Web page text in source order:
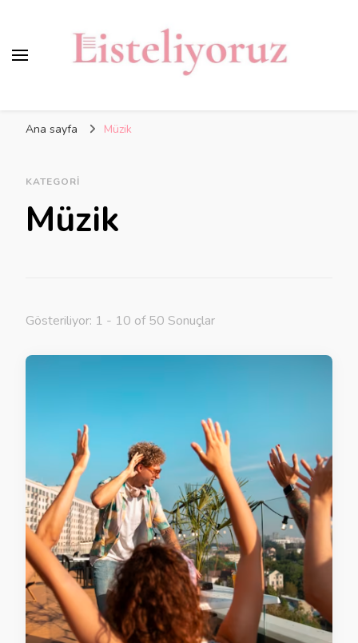
Ana sayfa Müzik
KATEGORI
Müzik
Gösteriliyor: 1 - 10 of 50 Sonuçlar